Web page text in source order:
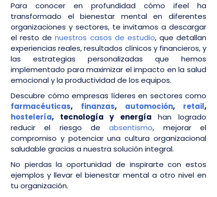
Para conocer en profundidad cómo ifeel ha
transformado el bienestar mental en diferentes
organizaciones y sectores, te invitamos a descargar
el resto denuestros casos de estudio, que detallan
experiencias reales, resultados clínicos y financieros, y
las estrategias personalizadas que hemos
implementado para maximizar el impacto en la salud
emocional y la productividad de los equipos.
Descubre cómo empresas líderes en sectores como
farmacéuticas, finanzas, automoción, retail,
hostelería, tecnología y energía han logrado
reducir el riesgo deabsentismo, mejorar el
compromiso y potenciar una cultura organizacional
saludable gracias a nuestra solución integral.
No pierdas la oportunidad de inspirarte con estos
ejemplos y llevar el bienestar mental a otro nivel en
tu organización.